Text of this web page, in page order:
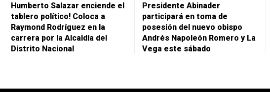
Humberto Salazar enciende el
tablero político! Coloca a
Raymond Rodríguez en la
carrera por la Alcaldía del
Distrito Nacional
Presidente Abinader
participará en toma de
posesión del nuevo obispo
Andrés Napoleón Romero y La
Vega este sábado